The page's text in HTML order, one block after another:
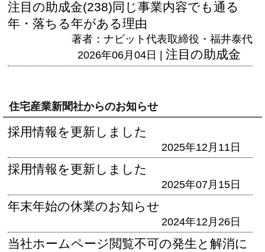
注目の助成金(238)同じ事業内容でも通る
年・落ちる年がある理由
著者：ナビット代表取締役・福井泰代
2026年06月04日 | 注目の助成金
住宅産業新聞社からのお知らせ
採用情報を更新しました
2025年12月11日
採用情報を更新しました
2025年07月15日
年末年始の休業のお知らせ
2024年12月26日
当社ホームページ閲覧不可の発生と解消に